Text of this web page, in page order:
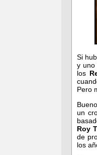
Si
y uno
los
Pero
un
Roy
de
los